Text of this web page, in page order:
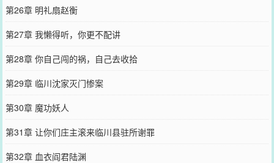
第26章 明礼扇赵衡
第27章 我懒得听，你更不配讲
第28章 你自己闯的祸，自己去收拾
第29章 临川沈家灭门惨案
第30章 魔功妖人
第31章 让你们庄主滚来临川县驻所谢罪
第32章 血衣阎君陆渊